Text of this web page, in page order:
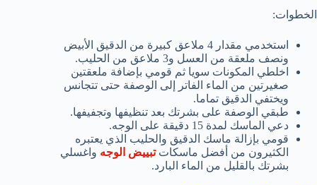
الخطوات:
استخدمي مقدار 4 ملاعق كبيرة من الدقيق الأبيض
ونصف ملعقة من العسل و3 ملاعق من الحليب.
اخلطي المكونات سويا ثم قومي بإضافة ملعقتين
صغيرتين من الماء الفاتر إلى الوصفة حتى تتجانس
ويختفي الدقيق تماما.
طبقي الوصفة على بشرتك بعد تنظيفها وتجفيفها.
دعي الماسك لمدة 15 دقيقة على الوجه.
قومي بإزالة ماسك الدقيق والحليب الذي يعتبره
الكثيرون من أفضل ماسكاتتبييض الوجه واغسلي
بشرتك بالقليل من الماء البارد.